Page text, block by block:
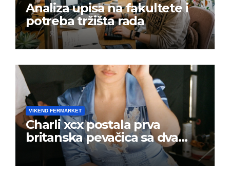
Analiza upisa na fakultete i
potreba tržišta rada
VIKEND FERMARKET
Charli xcx postala prva
britanska pevačica sa dva
albuma na prvom mestu u
istoj kalendarskoj godini